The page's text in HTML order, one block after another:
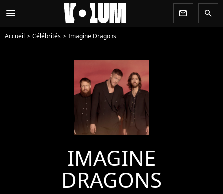
menu newsletter search
Accueil Célébrités Imagine Dragons
IMAGINE
DRAGONS